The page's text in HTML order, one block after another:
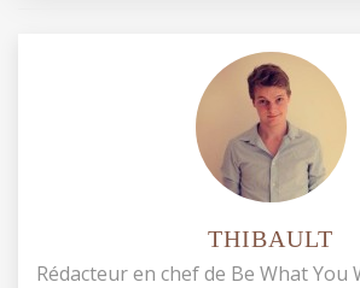
THIBAULT
Rédacteur en chef de Be What You